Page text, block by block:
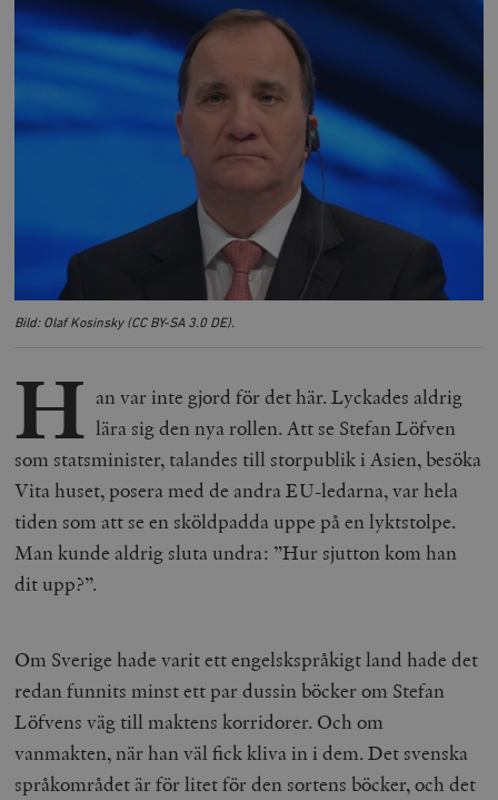
Bild: Olaf Kosinsky (CC BY-SA 3.0 DE).
H an var inte gjord för det här. Lyckades aldrig
lära sig den nya rollen. Att se Stefan Löfven
som statsminister, talandes till storpublik i Asien, besöka
Vita huset, posera med de andra EU-ledarna, var hela
tiden som att se en sköldpadda uppe på en lyktstolpe.
Man kunde aldrig sluta undra: ”Hur sjutton kom han
dit upp?”.
Om Sverige hade varit ett engelskspråkigt land hade det
redan funnits minst ett par dussin böcker om Stefan
Löfvens väg till maktens korridorer. Och om
vanmakten, när han väl fick kliva in i dem. Det svenska
språkområdet är för litet för den sortens böcker, och det